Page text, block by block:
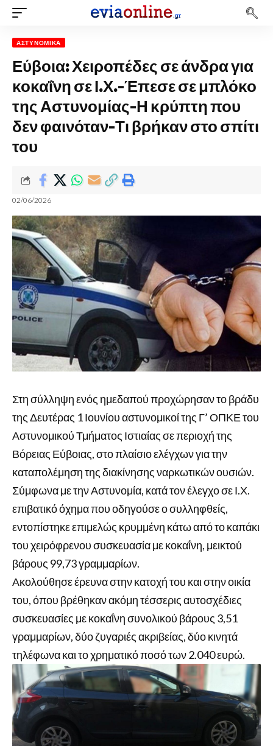
ΑΣΤΥΝΟΜΙΚΆ
Εύβοια: Χειροπέδες σε άνδρα για
κοκαΐνη σε Ι.Χ.-Έπεσε σε μπλόκο
της Αστυνομίας-Η κρύπτη που
δεν φαινόταν-Τι βρήκαν στο σπίτι
του
02/06/2026
Στη σύλληψη ενός ημεδαπού προχώρησαν το βράδυ
της Δευτέρας 1 Ιουνίου αστυνομικοί της Γ’ ΟΠΚΕ του
Αστυνομικού Τμήματος Ιστιαίας σε περιοχή της
Βόρειας Εύβοιας, στο πλαίσιο ελέγχων για την
καταπολέμηση της διακίνησης ναρκωτικών ουσιών.
Σύμφωνα με την Αστυνομία, κατά τον έλεγχο σε Ι.Χ.
επιβατικό όχημα που οδηγούσε ο συλληφθείς,
εντοπίστηκε επιμελώς κρυμμένη κάτω από το καπάκι
του χειρόφρενου συσκευασία με κοκαΐνη, μεικτού
βάρους 99,73 γραμμαρίων.
Ακολούθησε έρευνα στην κατοχή του και στην οικία
του, όπου βρέθηκαν ακόμη τέσσερις αυτοσχέδιες
συσκευασίες με κοκαΐνη συνολικού βάρους 3,51
γραμμαρίων, δύο ζυγαριές ακριβείας, δύο κινητά
τηλέφωνα και το χρηματικό ποσό των 2.040 ευρώ.